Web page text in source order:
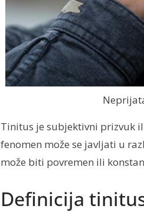
Tinitus je subjektivni prizvuk
fenomen može se javljati u
može biti povremen ili
Definicija